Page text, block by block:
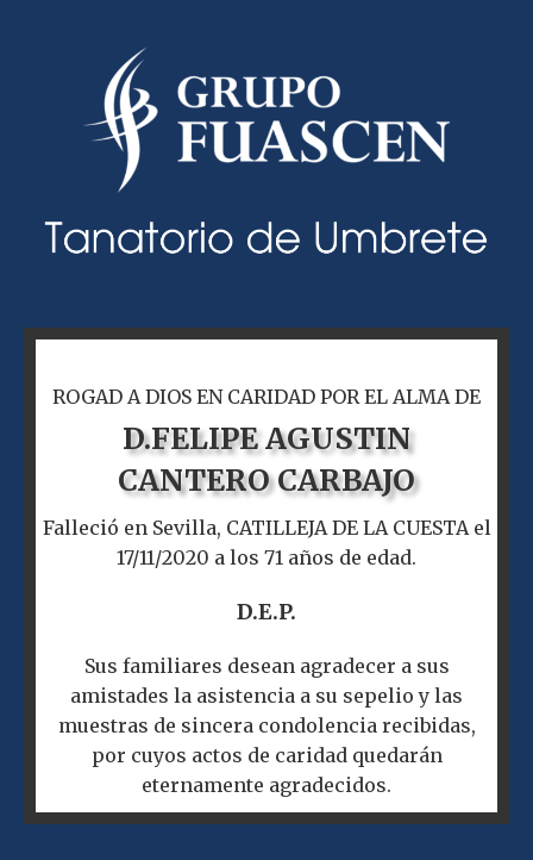
ROGAD A DIOS EN CARIDAD POR EL ALMA DE
D.FELIPE AGUSTIN
CANTERO CARBAJO
Falleció en Sevilla, CATILLEJA DE LA CUESTA el
17/11/2020 a los 71 años de edad.
D.E.P.
Sus familiares desean agradecer a sus
amistades la asistencia a su sepelio y las
muestras de sincera condolencia recibidas,
por cuyos actos de caridad quedarán
eternamente agradecidos.